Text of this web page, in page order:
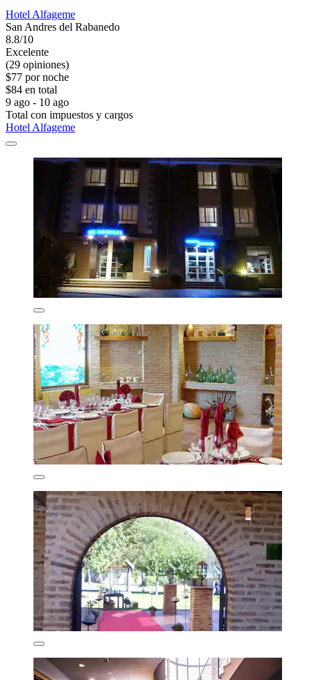
Hotel Alfageme
San Andres del Rabanedo
8.8/10
Excelente
(29 opiniones)
$77 por noche
$84 en total
9 ago - 10 ago
Total con impuestos y cargos
Hotel Alfageme